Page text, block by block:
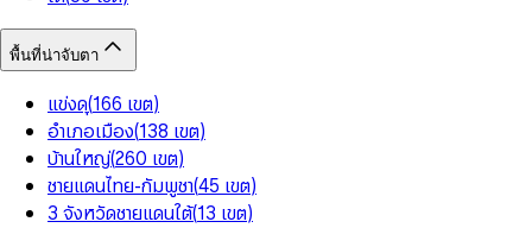
พื้นที่น่าจับตา
แข่งดุ(166 เขต)
อำเภอเมือง(138 เขต)
บ้านใหญ่(260 เขต)
ชายแดนไทย-กัมพูชา(45 เขต)
3 จังหวัดชายแดนใต้(13 เขต)